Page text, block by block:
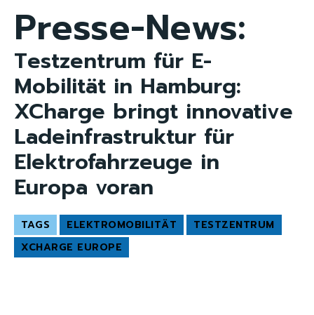
Presse-News:
Testzentrum für E-
Mobilität in Hamburg:
XCharge bringt innovative
Ladeinfrastruktur für
Elektrofahrzeuge in
Europa voran
TAGS ELEKTROMOBILITÄT
TESTZENTRUM
XCHARGE EUROPE